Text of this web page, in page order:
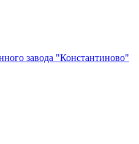
завода "Константиново"